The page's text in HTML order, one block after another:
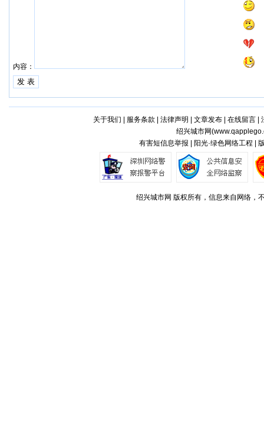
内容：
关于我们 服务条款 法律声明 文章发布| 在线留言|
绍兴城市网(
有害短信息举报 | 阳光·绿色网络工程 |
绍兴城市网 版权所有，信息来自网络，